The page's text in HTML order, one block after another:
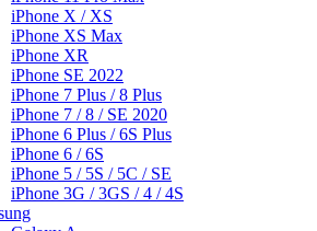
iPhone X / XS
iPhone XS Max
iPhone XR
iPhone SE 2022
iPhone 7 Plus / 8 Plus
iPhone 7 / 8 / SE 2020
iPhone 6 Plus / 6S Plus
iPhone 6 / 6S
iPhone 5 / 5S / 5C / SE
iPhone 3G / 3GS / 4 / 4S